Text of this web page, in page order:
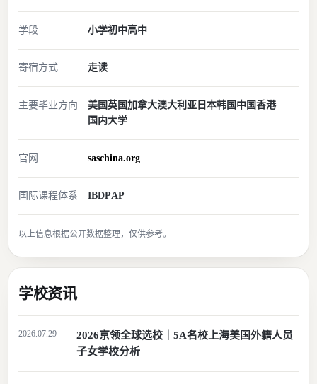
学段 小学初中高中
寄宿方式 走读
主要毕业方向 美国英国加拿大澳大利亚 日本韩国 中国香港
国内大学
官网 saschina.org
国际课程体系 IBDPAP
以上信息根据公开数据整理，仅供参考。
学校资讯
2026.07.29
2026京领全球选校｜5A名校上海美国外籍人员
子女学校分析